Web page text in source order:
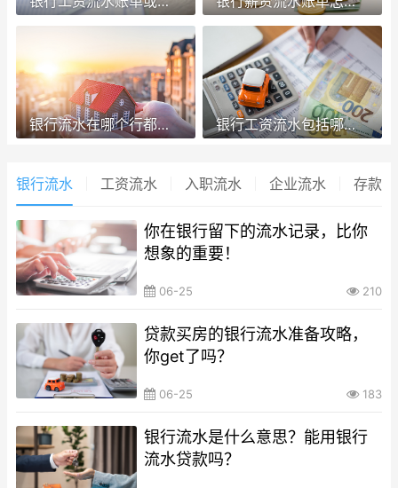
银行流水在哪个行都可以打吗？打印时有什么注意事项？ 银行工资流水包括哪些？流水不够怎么才能买房？
银行流水 工资流水 入职流水 企业流水 存款
你在银行留下的流水记录，比你
想象的重要！
06-25 210
贷款买房的银行流水准备攻略，
你get了吗？
06-25 183
银行流水是什么意思？能用银行
流水贷款吗？